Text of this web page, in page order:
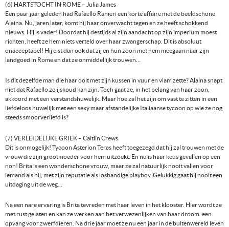
(6) HARTSTOCHT IN ROME – Julia James
Een paar jaar geleden had Rafaello Ranieri een korte affaire met de beeldschone
Alaina. Nu, jaren later, komt hij haar onverwacht tegen en ze heeft schokkend
nieuws. Hij is vader! Doordat hij destijds al zijn aandacht op zijn imperium moest
richten, heeft ze hem niets verteld over haar zwangerschap. Dit is absoluut
onacceptabel! Hij eist dan ook dat zij en hun zoon met hem meegaan naar zijn
landgoed in Rome en dat ze onmiddellijk trouwen…
Is dit dezelfde man die haar ooit met zijn kussen in vuur en vlam zette? Alaina snapt
niet dat Rafaello zo ijskoud kan zijn. Toch gaat ze, in het belang van haar zoon,
akkoord met een verstandshuwelijk. Maar hoe zal het zijn om vast te zitten in een
liefdeloos huwelijk met een sexy maar afstandelijke Italiaanse tycoon op wie ze nog
steeds smoorverliefd is?
(7) VERLEIDELIJKE GRIEK – Caitlin Crews
Dit is onmogelijk! Tycoon Asterion Teras heeft toegezegd dat hij zal trouwen met de
vrouw die zijn grootmoeder voor hem uitzoekt. En nu is haar keus gevallen op een
non! Brita is een wonderschone vrouw, maar ze zal natuurlijk nooit vallen voor
iemand als hij, met zijn reputatie als losbandige playboy. Gelukkig gaat hij nooit een
uitdaging uit de weg…
Na een nare ervaring is Brita tevreden met haar leven in het klooster. Hier wordt ze
met rust gelaten en kan ze werken aan het verwezenlijken van haar droom: een
opvang voor zwerfdieren. Na drie jaar moet ze nu een jaar in de buitenwereld leven